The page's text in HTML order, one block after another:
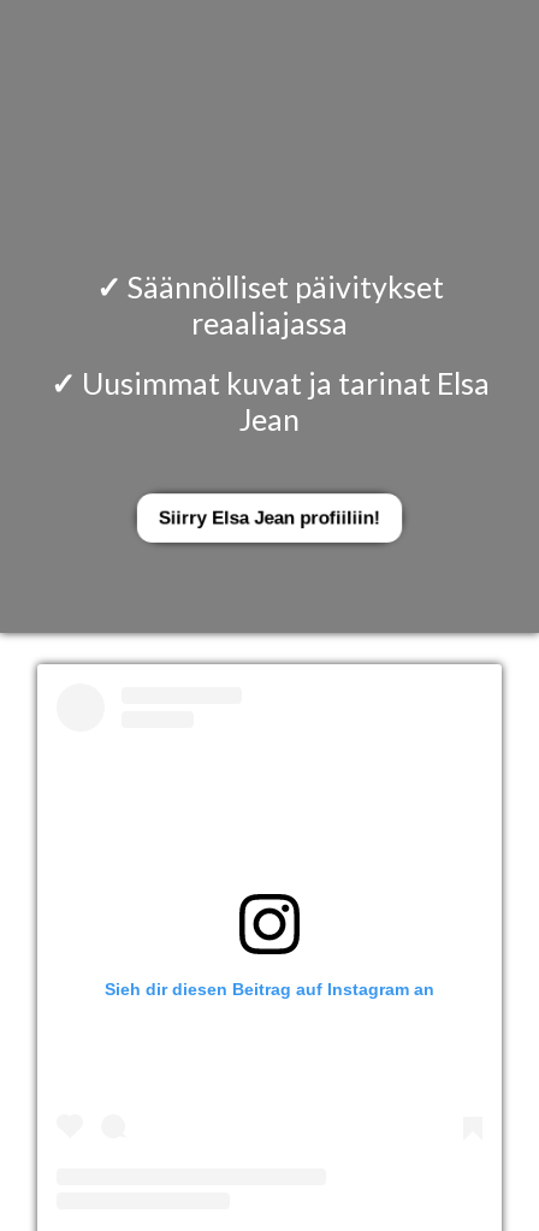
✓ Säännölliset päivitykset
reaaliajassa
✓ Uusimmat kuvat ja tarinat Elsa
Jean
Siirry Elsa Jean profiiliin!
Sieh dir diesen Beitrag auf Instagram an